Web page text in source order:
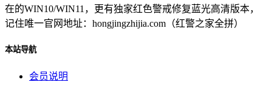
在的WIN10/WIN11，更有独家红色警戒修复蓝光高清版本，
记住唯一官网地址：hongjingzhijia.com（红警之家全拼）
本站导航
会员说明